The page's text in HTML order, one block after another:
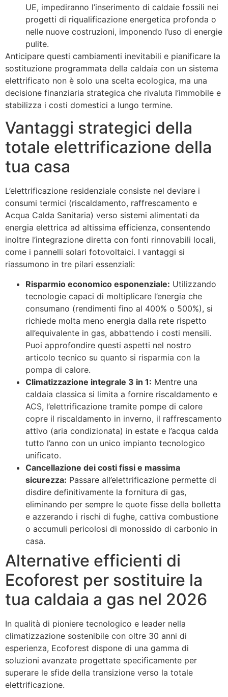
UE, impediranno l’inserimento di caldaie fossili nei
progetti di riqualificazione energetica profonda o
nelle nuove costruzioni, imponendo l’uso di energie
pulite.
Anticipare questi cambiamenti inevitabili e pianificare la
sostituzione programmata della caldaia con un sistema
elettrificato non è solo una scelta ecologica, ma una
decisione finanziaria strategica che rivaluta l’immobile e
stabilizza i costi domestici a lungo termine.
Vantaggi strategici della
totale elettrificazione della
tua casa
L’elettrificazione residenziale consiste nel deviare i
consumi termici (riscaldamento, raffrescamento e
Acqua Calda Sanitaria) verso sistemi alimentati da
energia elettrica ad altissima efficienza, consentendo
inoltre l’integrazione diretta con fonti rinnovabili locali,
come i pannelli solari fotovoltaici. I vantaggi si
riassumono in tre pilari essenziali:
Risparmio economico esponenziale: Utilizzando
tecnologie capaci di moltiplicare l’energia che
consumano (rendimenti fino al 400% o 500%), si
richiede molta meno energia dalla rete rispetto
all’equivalente in gas, abbattendo i costi mensili.
Puoi approfondire questi aspetti nel nostro
articolo tecnico su quanto si risparmia con la
pompa di calore.
Climatizzazione integrale 3 in 1: Mentre una
caldaia classica si limita a fornire riscaldamento e
ACS, l’elettrificazione tramite pompe di calore
copre il riscaldamento in inverno, il raffrescamento
attivo (aria condizionata) in estate e l’acqua calda
tutto l’anno con un unico impianto tecnologico
unificato.
Cancellazione dei costi fissi e massima
sicurezza: Passare all’elettrificazione permette di
disdire definitivamente la fornitura di gas,
eliminando per sempre le quote fisse della bolletta
e azzerando i rischi di fughe, cattiva combustione
o accumuli pericolosi di monossido di carbonio in
casa.
Alternative efficienti di
Ecoforest per sostituire la
tua caldaia a gas nel 2026
In qualità di pioniere tecnologico e leader nella
climatizzazione sostenibile con oltre 30 anni di
esperienza, Ecoforest dispone di una gamma di
soluzioni avanzate progettate specificamente per
superare le sfide della transizione verso la totale
elettrificazione.